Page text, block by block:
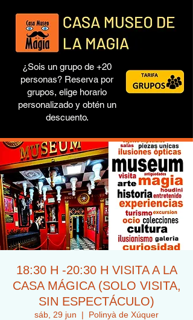
¿Sois un grupo de +20
personas? Reserva por
grupos, elige horario
personalizado y obtén un
descuento.
18:30 H -20:30 H VISITA A LA
CASA MÁGICA (SOLO VISITA,
SIN ESPECTÁCULO)
sáb, 29 jun
  |
Polinyà de Xúquer